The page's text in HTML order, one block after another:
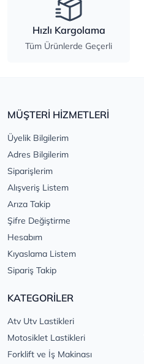
Hızlı Kargolama
Tüm Ürünlerde Geçerli
MÜŞTERİ HİZMETLERİ
Üyelik Bilgilerim
Adres Bilgilerim
Siparişlerim
Alışveriş Listem
Arıza Takip
Şifre Değiştirme
Hesabım
Kıyaslama Listem
Sipariş Takip
KATEGORİLER
Atv Utv Lastikleri
Motosiklet Lastikleri
Forklift ve İş Makinası